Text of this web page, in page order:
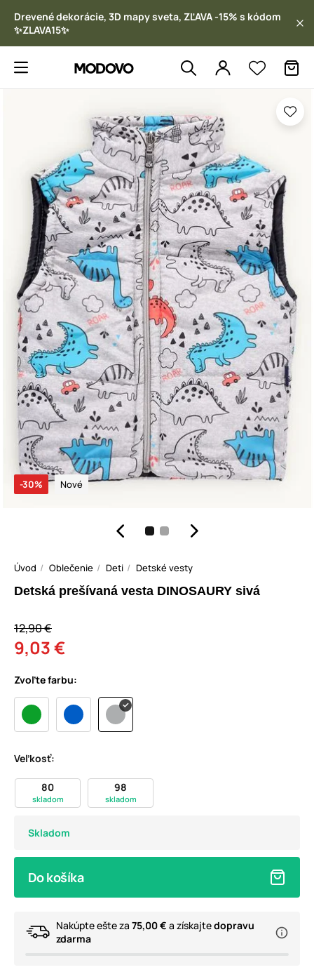
Drevené dekorácie, 3D mapy sveta, ZĽAVA -15% s kódom
✨ZLAVA15✨
-30% Nové
Úvod Oblečenie Deti Detské vesty
Detská prešívaná vesta DINOSAURY sivá
12,90 €
9,03 €
Zvoľte farbu:
Veľkosť:
80
skladom
98
skladom
Skladom
Do košíka
Nakúpte ešte za 75,00 € a získajtedopravu
zdarma